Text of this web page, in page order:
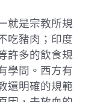
就是宗教所規
吃豬肉；印度
許多的飲食規
學問。西方有
還明確的規範